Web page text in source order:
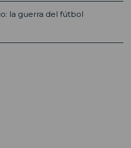
la guerra del fútbol